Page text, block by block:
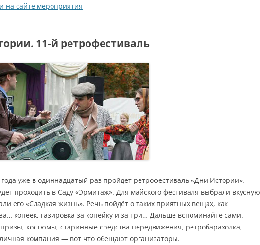
на сайте мероприятия
11-й ретрофестиваль
уже в одиннадцатый раз пройдет ретрофестиваль «Дни Истории».
проходить в Саду «Эрмитаж». Для майского фестиваля выбрали вкусную
его «Сладкая жизнь». Речь пойдёт о таких приятных вещах, как
копеек, газировка за копейку и за три… Дальше вспоминайте сами.
костюмы, старинные средства передвижения, ретробарахолка,
компания — вот что обещают организаторы.